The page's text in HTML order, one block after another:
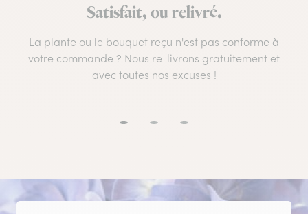
Satisfait, ou relivré.
La plante ou le bouquet reçu n'est pas conforme à
votre commande ? Nous re-livrons gratuitement et
avec toutes nos excuses !